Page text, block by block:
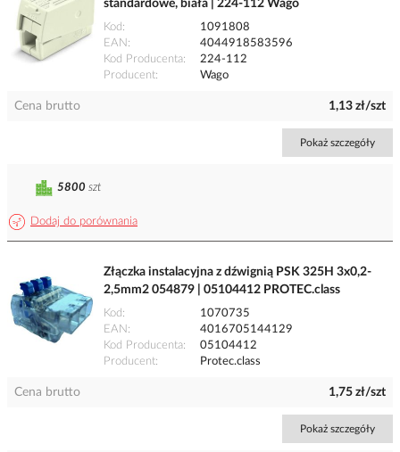
standardowe, biała | 224-112 Wago
Kod
1091808
EAN
4044918583596
Kod Producenta
224-112
Producent
Wago
Cena brutto 1,13 zł/szt
Pokaż szczegóły
Dodaj do porównania
5800 szt
Złączka instalacyjna z dźwignią PSK 325H 3x0,2-
2,5mm2 054879 | 05104412 PROTEC.class
Kod
1070735
EAN
4016705144129
Kod Producenta
05104412
Producent
Protec.class
Cena brutto 1,75 zł/szt
Pokaż szczegóły